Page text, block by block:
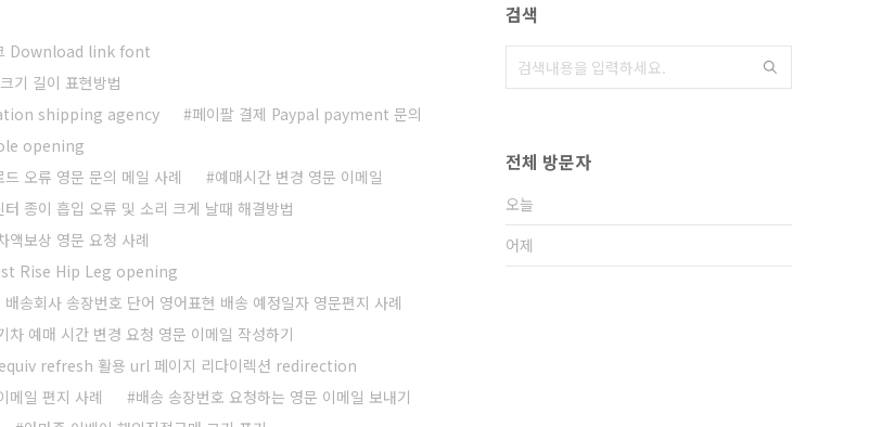
Download link font
기 길이 표현방법
shipping agency
페이팔 결제 Paypal payment 문의
opening
오류 영문 문의 메일 사례
예매시간 변경 영문 이메일
터 종이 흡입 오류 및 소리 크게 날때 해결방법
액보상 영문 요청 사례
Rise Hip Leg opening
송회사 송장번호 단어 영어표현 배송 예정일자 영문편지 사례
차 예매 시간 변경 요청 영문 이메일 작성하기
refresh 활용 url 페이지 리다이렉션 redirection
메일 편지 사례
배송 송장번호 요청하는 영문 이메일 보내기
검색
전체 방문자
오늘
어제